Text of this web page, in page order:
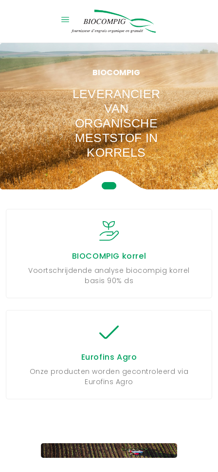
BIOCOMPIG
LEVERANCIER
VAN
ORGANISCHE
MESTSTOF IN
KORRELS
BIOCOMPIG korrel
Voortschrijdende analyse biocompig korrel
basis 90% ds
Eurofins Agro
Onze producten worden gecontroleerd via
Eurofins Agro